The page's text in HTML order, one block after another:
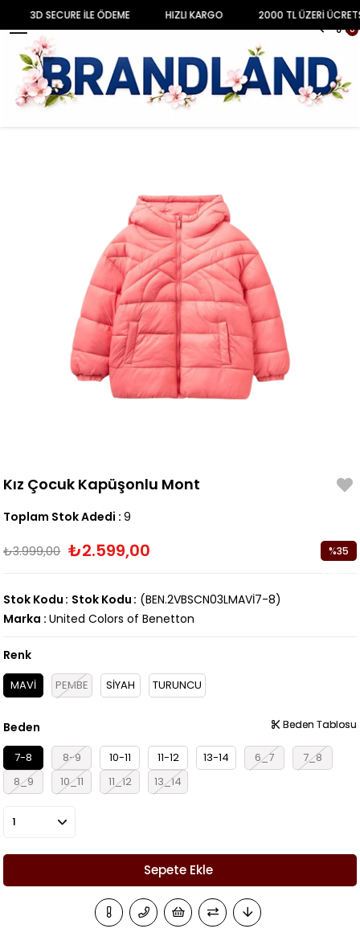
0
Anasayfa ÇOCUK KIZ ÇOCUK Mont & Yağmurluk Kız Çocuk Kapüşonlu Mont
Kız Çocuk Kapüşonlu Mont
Toplam Stok Adedi : 9
₺3.999,00 ₺2.599,00 %35
(BEN.2VBSCN03LMAVİ7-8)
Stok Kodu Stok Kodu
Marka : United Colors of Benetton
Renk
MAVİ PEMBE SİYAH TURUNCU
Beden
7-8 8-9 10-11 11-12 13-14 6_7
7_8
8_9
10_11 11_12 13_14
Beden Tablosu
Beden Tablosu
3D SECURE İLE ÖDEME HIZLI KARGO 2000 TL ÜZERİ